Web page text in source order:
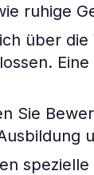
ruhige
über
Sie